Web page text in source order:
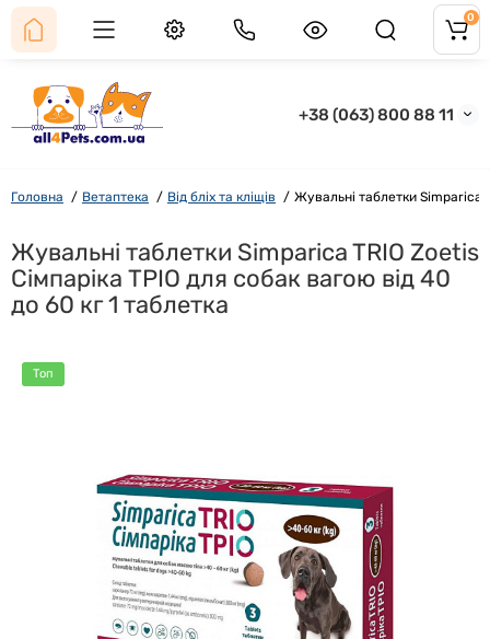
+38 (063) 800 88 11
0
Головна Ветаптека Від бліх та кліщів Жувальні таблетки Simparica
Жувальні таблетки Simparica TRIO Zoetis
Сімпаріка ТРІО для собак вагою від 40
до 60 кг 1 таблетка
Топ